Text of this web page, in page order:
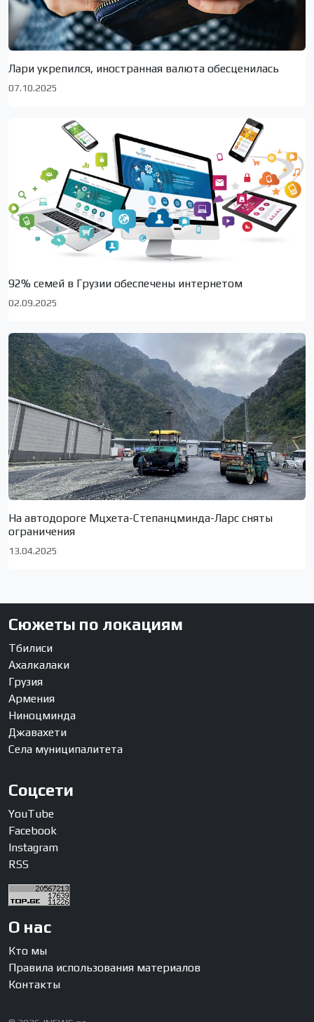
Лари укрепился, иностранная валюта обесценилась
07.10.2025
92% семей в Грузии обеспечены интернетом
02.09.2025
На автодороге Мцхета-Степанцминда-Ларс сняты
ограничения
13.04.2025
Сюжеты по локациям
Тбилиси
Ахалкалаки
Грузия
Армения
Ниноцминда
Джавахети
Села муниципалитета
Соцсети
YouTube
Facebook
Instagram
RSS
О нас
Кто мы
Правила использования материалов
Контакты